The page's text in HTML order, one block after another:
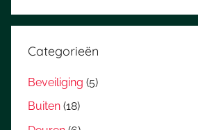
Categorieën
Beveiliging (5)
Buiten (18)